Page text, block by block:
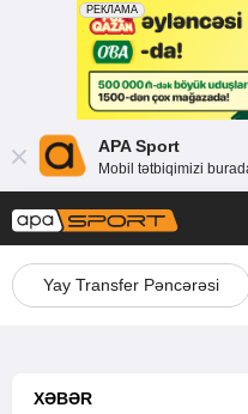
APA Sport
Mobil tətbiqimizi
Yay Transfer Pəncərəsi
XƏBƏR